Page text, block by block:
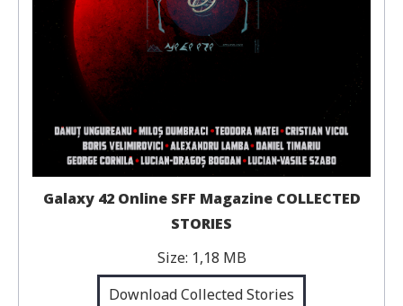
Galaxy 42 Online SFF Magazine COLLECTED
STORIES
Size: 1,18 MB
Download Collected Stories